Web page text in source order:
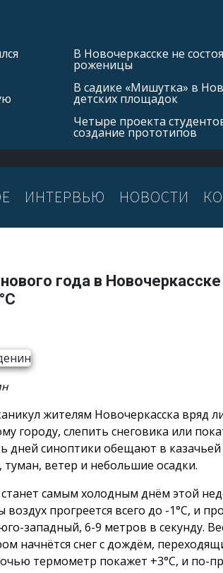
В Новочеркасске не
роженицы
В садике «Мишутка» в
детских площадок
Четыре проекта
создание прототипов
ИНТЕРВЬЮ НОВОСТИ
года в Новочеркасске
жителям Новочеркасска вряд
городу, слепить снеговика или
дней синоптики обещают в казачьей
ветер и небольшие осадки.
самым холодным днём этой
прогреется всего до -1°С, и
западный, 6-9 метров в секунду.
начнётся снег с дождём,
термометр покажет +3°С, и по-